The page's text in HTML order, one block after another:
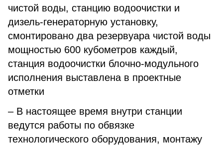
чистой воды, станцию водоочистки и
дизель-генераторную установку,
смонтировано два резервуара чистой воды
мощностью 600 кубометров каждый,
станция водоочистки блочно-модульного
исполнения выставлена в проектные
отметки
– В настоящее время внутри станции
ведутся работы по обвязке
технологического оборудования, монтажу